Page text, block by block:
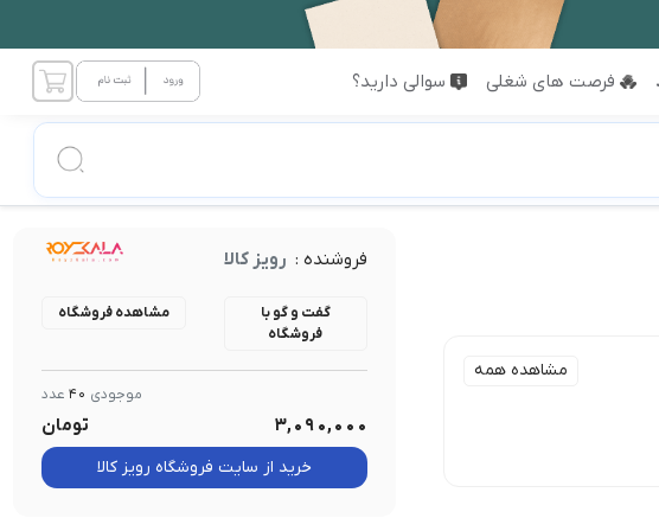
فرصت های شغلی سوالی دارید؟
مشاهده همه
فروشنده : رویز کالا
گفت و گو با
فروشگاه
مشاهده فروشگاه
موجودی 40 عدد
3,090,000 تومان
خرید از سایت فروشگاه رویز کالا